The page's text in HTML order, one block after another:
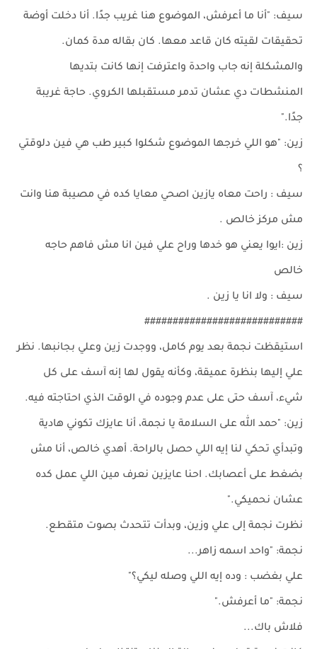
سيف: "أنا ما أعرفش، الموضوع هنا غريب جدًا. أنا دخلت أوضة
تحقيقات لقيته كان قاعد معها. كان بقاله مدة كمان.
والمشكلة إنه جاب واحدة واعترفت إنها كانت بتديها
المنشطات دي عشان تدمر مستقبلها الكروي. حاجة غريبة
جدًا."
زين: "هو اللي خرجها الموضوع شكلوا كبير طب هي فين دلوقتي
؟
سيف : راحت معاه يازين اصحي معايا كده في مصيبة هنا وانت
مش مركز خالص .
زين :ايوا يعني هو خدها وراح علي فين انا مش فاهم حاجه
خالص
سيف : ولا انا يا زين .
############################
استيقظت نجمة بعد يوم كامل، ووجدت زين وعلي بجانبها. نظر
علي إليها بنظرة عميقة، وكأنه يقول لها إنه آسف على كل
شيء، آسف حتى على عدم وجوده في الوقت الذي احتاجته فيه.
زين: "حمد الله على السلامة يا نجمة، أنا عايزك تكوني هادية
وتبدأي تحكي لنا إيه اللي حصل بالراحة. أهدي خالص، أنا مش
بضغط على أعصابك. احنا عايزين نعرف مين اللي عمل كده
عشان نحميكي."
نظرت نجمة إلى علي وزين، وبدأت تتحدث بصوت متقطع.
نجمة: "واحد اسمه زاهر...
علي بغضب : وده إيه اللي وصله ليكي؟"
نجمة: "ما أعرفش."
فلاش باك...